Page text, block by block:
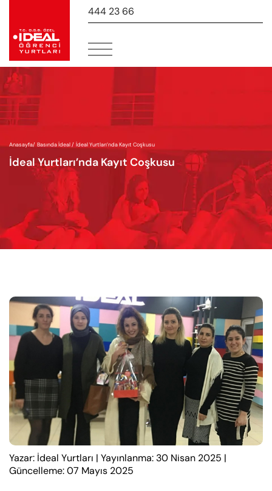
444 23 66
Anasayfa/ Basında İdeal / İdeal Yurtları’nda Kayıt Coşkusu
İdeal Yurtları’nda Kayıt Coşkusu
Yazar: İdeal Yurtları | Yayınlanma: 30 Nisan 2025 |
Güncelleme: 07 Mayıs 2025